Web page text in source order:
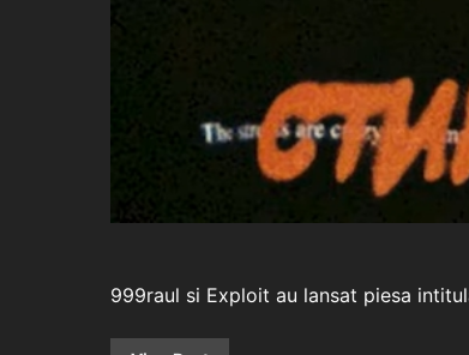
999raul si Exploit au lansat piesa